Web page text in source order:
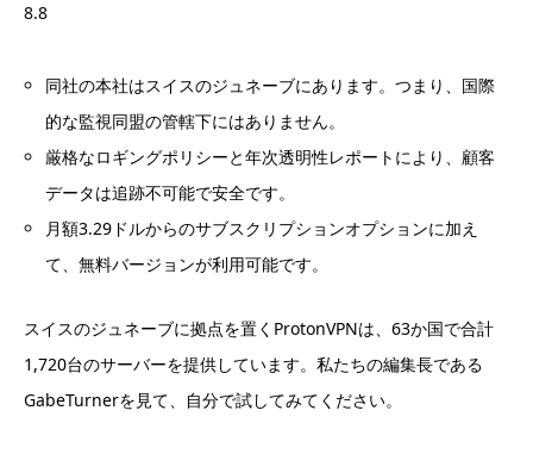
8.8
同社の本社はスイスのジュネーブにあります。つまり、国際
的な監視同盟の管轄下にはありません。
厳格なロギングポリシーと年次透明性レポートにより、顧客
データは追跡不可能で安全です。
月額3.29ドルからのサブスクリプションオプションに加え
て、無料バージョンが利用可能です。
スイスのジュネーブに拠点を置くProtonVPNは、63か国で合計
1,720台のサーバーを提供しています。私たちの編集長である
GabeTurnerを見て、自分で試してみてください。